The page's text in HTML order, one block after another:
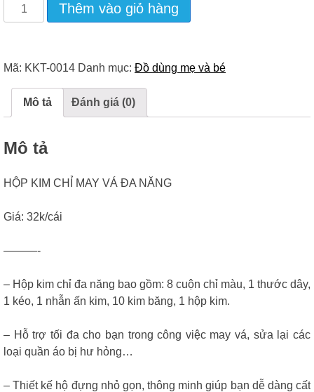
Tiện
Lượng
Thêm vào giỏ hàng
Mã: KKT-0014 Danh mục: Đồ dùng mẹ và bé
Mô tả Đánh giá (0)
Mô tả
HỘP KIM CHỈ MAY VÁ ĐA NĂNG
Giá: 32k/cái
———-
– Hộp kim chỉ đa năng bao gồm: 8 cuộn chỉ màu, 1 thước dây,
1 kéo, 1 nhẫn ấn kim, 10 kim băng, 1 hộp kim.
– Hỗ trợ tối đa cho bạn trong công việc may vá, sửa lại các
loại quần áo bị hư hỏng…
– Thiết kế hộ đựng nhỏ gọn, thông minh giúp bạn dễ dàng cất